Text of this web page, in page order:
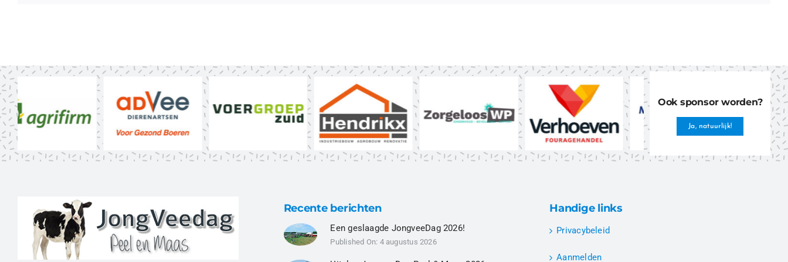
Ook sponsor worden?
Ja, natuurlijk!
Recente berichten
Een geslaagde JongveeDag 2026!
Published On: 4 augustus 2026
Handige links
Privacybeleid
Aanmelden